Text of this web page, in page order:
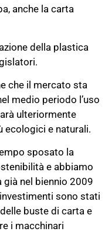
anche la carta
della plastica
che il mercato sta
medio periodo l’uso
ulteriormente
ecologici e naturali.
sposato la
e abbiamo
già nel biennio 2009
sono stati
buste di carta e
i macchinari